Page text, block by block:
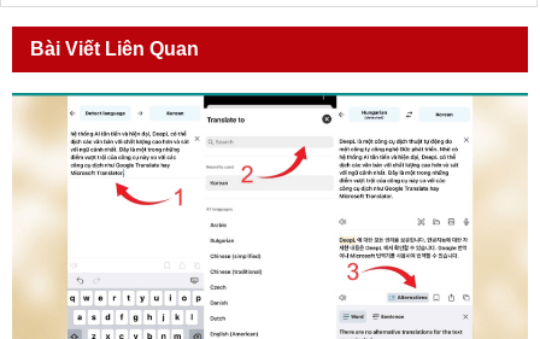
Bài Viết Liên Quan